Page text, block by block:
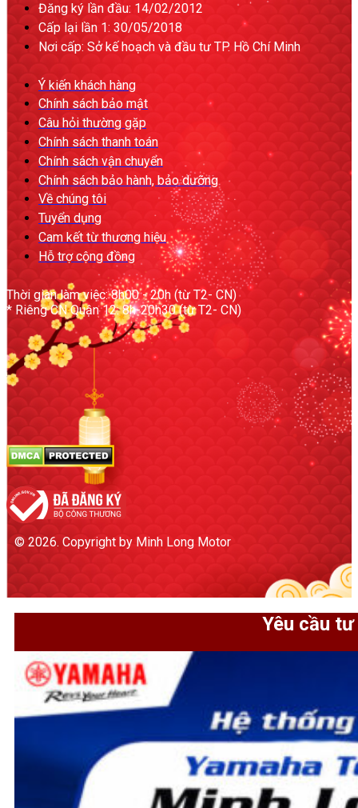
Đăng ký lần đầu: 14/02/2012
Cấp lại lần 1: 30/05/2018
Nơi cấp: Sở kế hoạch và đầu tư TP. Hồ Chí Minh
Ý kiến khách hàng
Chính sách bảo mật
Câu hỏi thường gặp
Chính sách thanh toán
Chính sách vận chuyển
Chính sách bảo hành, bảo dưỡng
Về chúng tôi
Tuyển dụng
Cam kết từ thương hiệu
Hỗ trợ cộng đồng
Thời gian làm việc: 8h00 - 20h (từ T2- CN)
* Riêng CN Quận 12: 8h-20h30 (từ T2- CN)
© 2026. Copyright by Minh Long Motor
Yêu cầu